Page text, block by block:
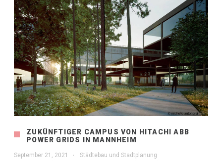
ZUKÜNFTIGER CAMPUS VON HITACHI ABB
POWER GRIDS IN MANNHEIM
September 21, 2021 Städtebau und Stadtplanung